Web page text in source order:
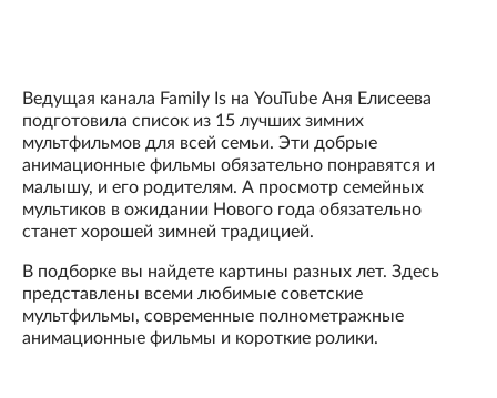
Ведущая канала Family Is на YouTube Аня Елисеева
подготовила список из 15 лучших зимних
мультфильмов для всей семьи. Эти добрые
анимационные фильмы обязательно понравятся и
малышу, и его родителям. А просмотр семейных
мультиков в ожидании Нового года обязательно
станет хорошей зимней традицией.
В подборке вы найдете картины разных лет. Здесь
представлены всеми любимые советские
мультфильмы, современные полнометражные
анимационные фильмы и короткие ролики.